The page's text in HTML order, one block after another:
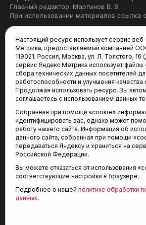
Главный редактор: Мартынов В. В.
При использовании материалов ссылка
Редакция:
625035, Тюмень, пр.
(3452) 68-22-28
tum-arena@mail.ru
Отдел продаж:
(3452) 68-89-78
kotovaev@sibinformburo.ru
© 2001-2026 Агентство спортивных
Настоящий ресурс использует сервис
Метрика, предоставляемый компанией
119021, Россия, Москва, ул. Л. Толстого,
сервис Яндекс Метрика использует
сбора технических данных посетителей
работоспособности и улучшения качества
Продолжая использовать ресурс, Вы
соглашаетесь с использованием данных
Собранная при помощи «cookie»
идентифицировать вас, однако может
работу нашего сайта. Информация об
данного сайта, собранная при помощи
передаваться Яндексу и храниться на
Российской Федерации.
Вы можете отказаться от использования
соответствующие настройки в браузере.
Подробнее о нашей политике обработки
данных.